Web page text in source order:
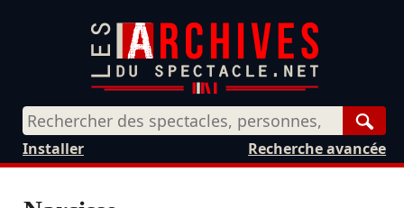
Recherche avancée
Installer